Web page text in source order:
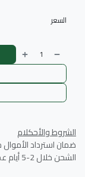
السعر
الشروط والأحكلام
ضمان استرداد الأموال خلال
الشحن خلال 2-5 أيام عمل